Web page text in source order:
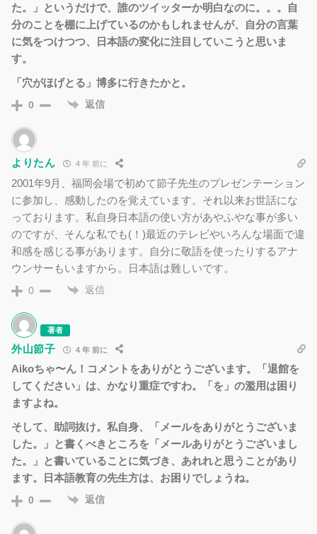
た。」というだけで、誰のツイッターか明白なのに。。。自
分のことを棚に上げているのかもしれませんが、自分の言葉
に気をつけつつ、日本語の変化に注目していこうと思いま
す。
「穴がほげとる」博多に行きたかと。
0 返信
よりたん 4 年 前に
2001年9月、福岡会場で初めて節子先生のプレゼンテーション
に参加し、感動したのを覚えています。それ以来お世話にな
っております。私自身日本語の使い方があやふやな事が多い
のですが、そんな私でも(！)最近のテレビやいろんな場面で違
和感を感じる事があります。自分に敬語を使ったりするアナ
ウンサーもいますから。日本語は難しいです。
0 返信
著者
外山節子 4 年 前に
Aikoちゃ〜ん！コメントをありがとうございます。「退館を
してください」は、かなり重症ですわ。「を」の濫用は困り
ますよね。
そして、助詞抜け。私自身、「メールをありがとうございま
した。」と書くべきところを「メールありがとうございまし
た。」と書いていることに気づき、あれれと思うことがあり
ます。日本語教育の先生方は、お困りでしょうね。
0 返信